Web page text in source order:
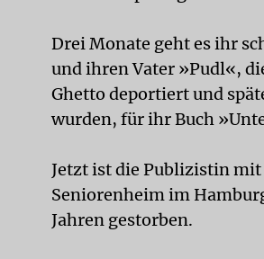
Drei Monate geht es ihr
und ihren Vater »Pudl«,
Ghetto deportiert und
wurden, für ihr Buch
Jetzt ist die Publizistin
Seniorenheim im
Jahren gestorben.